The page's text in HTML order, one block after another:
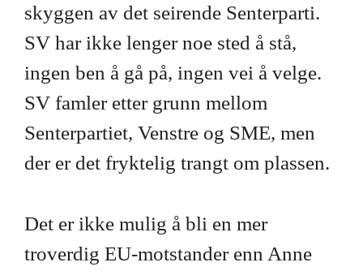
skyggen av det seirende Senterparti.
SV har ikke lenger noe sted å stå,
ingen ben å gå på, ingen vei å velge.
SV famler etter grunn mellom
Senterpartiet, Venstre og SME, men
der er det fryktelig trangt om plassen.
Det er ikke mulig å bli en mer
troverdig EU-motstander enn Anne